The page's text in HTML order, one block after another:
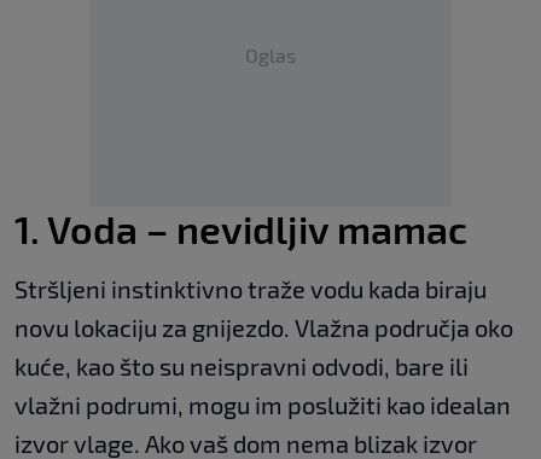
Oglas
1. Voda – nevidljiv mamac
Stršljeni instinktivno traže vodu kada biraju
novu lokaciju za gnijezdo. Vlažna područja oko
kuće, kao što su neispravni odvodi, bare ili
vlažni podrumi, mogu im poslužiti kao idealan
izvor vlage. Ako vaš dom nema blizak izvor